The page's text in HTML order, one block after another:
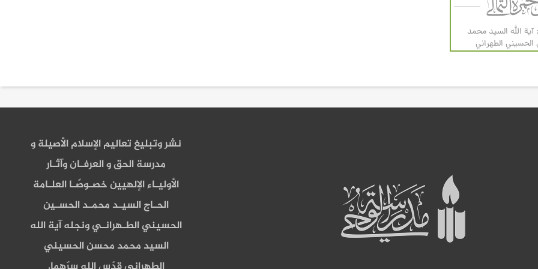
آية الله السيد محمد
الطهراني
نشر وتبليغ تعاليم الإسلام الأصيلة و
مدرسة الحق و العرفـان وآثـار
الأوليـاء الإلهيين خصـوصًـا العلـامة
الحـاج السيـد محمـد الحسـين
الحسيني الطـهرانـي ونجله آية الله
السيد محمد محسن الحسيني